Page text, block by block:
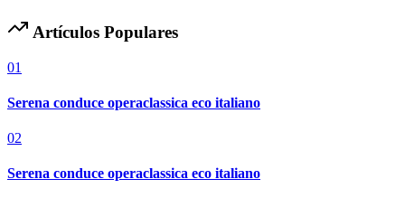
Artículos Populares
01
Serena conduce operaclassica eco italiano
02
Serena conduce operaclassica eco italiano